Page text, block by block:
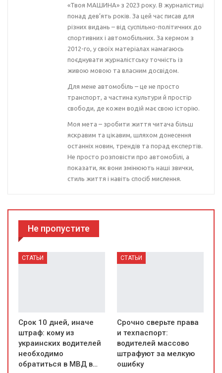
«Твоя МАШИНА» з 2023 року. В журналістиці
понад дев’ять років. За цей час писав для
різних видань – від суспільно-політичних до
спортивних і автомобільних. За кермом з
2012-го, у своїх матеріалах намагаюсь
поєднувати журналістську точність із
живою мовою та власним досвідом.
Для мене автомобіль – це не просто
транспорт, а частина культури й простір
свободи, де кожен водій має свою історію.
Моя мета – зробити життя читача більш
яскравим та цікавим, шляхом донесення
останніх новин, трендів та порад експертів.
Не просто розповісти про автомобілі, а
показати, як вони змінюють наші звички,
стиль життя і навіть спосіб мислення.
Не пропустите
СТАТЬИ
Срок 10 дней, иначе
штраф: кому из
украинских водителей
необходимо
обратиться в МВД в…
СТАТЬИ
Срочно сверьте права
и техпаспорт:
водителей массово
штрафуют за мелкую
ошибку